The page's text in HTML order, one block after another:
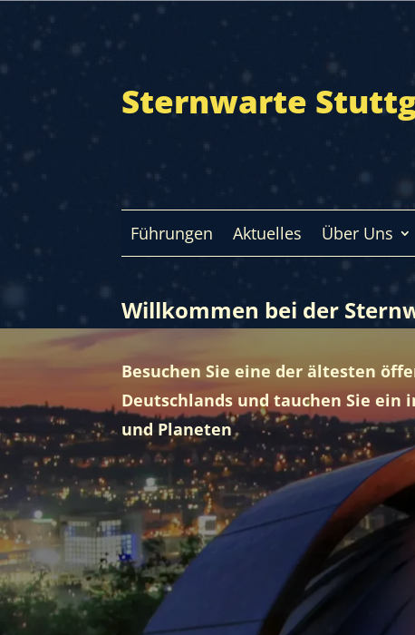
Sternwarte
Führungen Aktuelles Über Uns
Willkommen bei der
Besuchen Sie eine der ältesten
Deutschlands und tauchen Sie ein
und Planeten